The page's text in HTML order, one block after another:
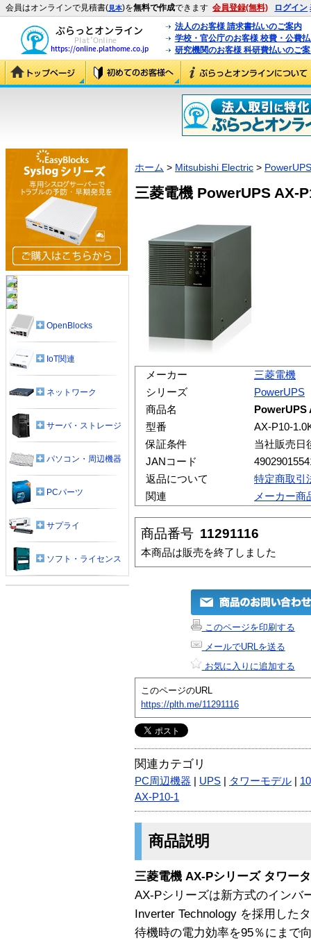
会員はオンラインで見積書(見本)を無料で作成できます 会員登録(無料) ログイン
法人のお客様 請求書払いのご案内
学校・官公庁のお客様 校費・公費
研究機関のお客様 科研費払いのご
ホーム > Mitsubishi Electric > PowerUPS
三菱電機 PowerUPS AX-
メーカー
三菱電機
シリーズ
PowerUPS
商品名
PowerUPS
型番
AX-P10-
保証条件
当社販売日
JANコード
返品について
特定商取引
関連
メーカー商
商品番号 11291116
本商品は販売を終了しました
このページを印刷する
メールでURLを送る
お気に入りに追加する
このページのURL
https://plth.me/11291116
関連カテゴリ
PC周辺機器 UPS タワーモデル
AX-P10-1
商品説明
三菱電機 AX-Pシリーズ タワー
AX-Pシリーズは新方式のインバ
Inverter Technology を採用した
待機時の電力効率を95％にまで
OpenBlocks
IoT関連
ネットワーク
サーバ・ストレージ
パソコン・周辺機器
PCパーツ
サプライ
ソフト・ライセンス